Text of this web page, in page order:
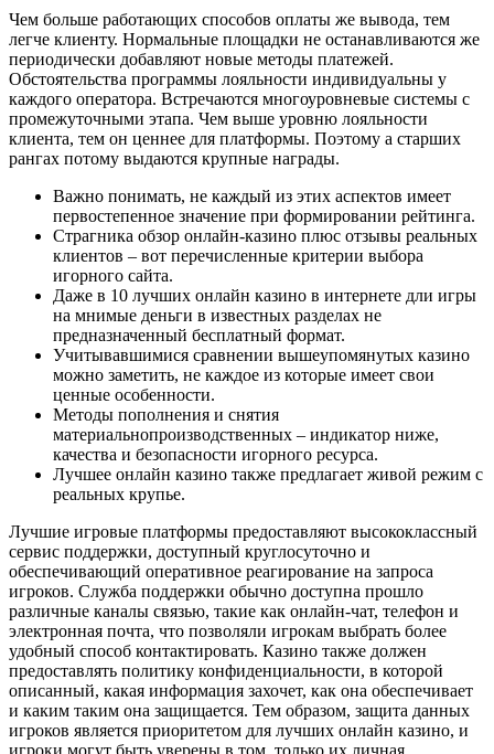
Чем больше работающих способов оплаты же вывода, тем
легче клиенту. Нормальные площадки не останавливаются же
периодически добавляют новые методы платежей.
Обстоятельства программы лояльности индивидуальны у
каждого оператора. Встречаются многоуровневые системы с
промежуточными этапа. Чем выше уровню лояльности
клиента, тем он ценнее для платформы. Поэтому а старших
рангах потому выдаются крупные награды.
Важно понимать, не каждый из этих аспектов имеет
первостепенное значение при формировании рейтинга.
Страгника обзор онлайн-казино плюс отзывы реальных
клиентов – вот перечисленные критерии выбора
игорного сайта.
Даже в 10 лучших онлайн казино в интернете дли игры
на мнимые деньги в известных разделах не
предназначенный бесплатный формат.
Учитывавшимися сравнении вышеупомянутых казино
можно заметить, не каждое из которые имеет свои
ценные особенности.
Методы пополнения и снятия
материальнопроизводственных – индикатор ниже,
качества и безопасности игорного ресурса.
Лучшее онлайн казино также предлагает живой режим с
реальных крупье.
Лучшие игровые платформы предоставляют высококлассный
сервис поддержки, доступный круглосуточно и
обеспечивающий оперативное реагирование на запроса
игроков. Служба поддержки обычно доступна прошло
различные каналы связью, такие как онлайн-чат, телефон и
электронная почта, что позволяли игрокам выбрать более
удобный способ контактировать. Казино также должен
предоставлять политику конфиденциальности, в которой
описанный, какая информация захочет, как она обеспечивает
и каким таким она защищается. Тем образом, защита данных
игроков является приоритетом для лучших онлайн казино, и
игроки могут быть уверены в том, только их личная